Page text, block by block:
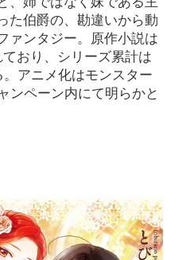
た伯爵の、勘違いから動
ァンタジー。原作小説は
おり、シリーズ累計は
アニメ化はモンスター
ンペーン内にて明らかと